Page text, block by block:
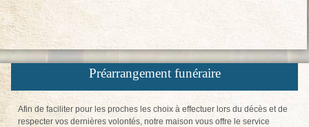
Préarrangement funéraire
Afin de faciliter pour les proches les choix à effectuer lors du décès et de
respecter vos dernières volontés, notre maison vous offre le service